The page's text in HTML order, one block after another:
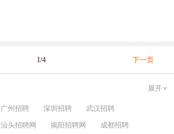
1/4 下一页
展开
广州招聘 深圳招聘
武汉招聘
汕头招聘网 揭阳招聘网 成都招聘